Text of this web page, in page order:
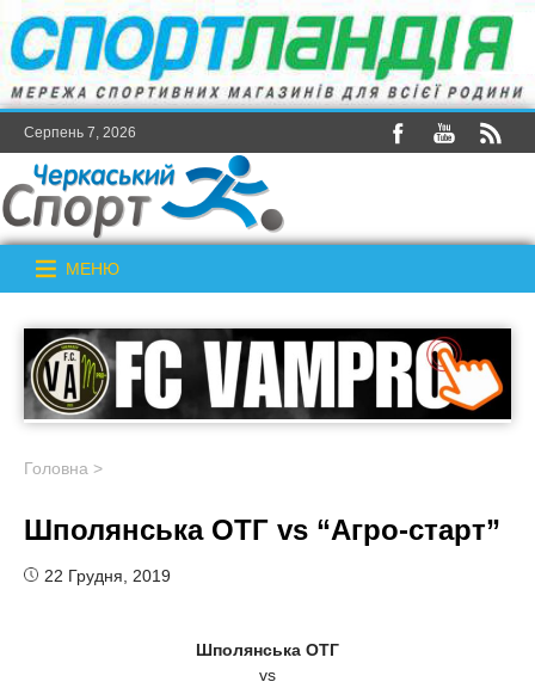
Серпень 7, 2026
МЕНЮ
Головна >
Шполянська ОТГ vs “Агро-старт”
22 Грудня, 2019
Шполянська ОТГ
vs